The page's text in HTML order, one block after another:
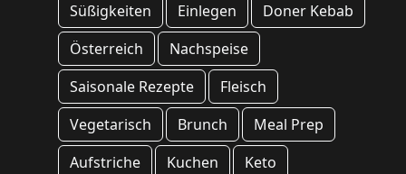
Süßigkeiten
Einlegen
Doner Kebab
Österreich
Nachspeise
Saisonale Rezepte
Fleisch
Vegetarisch
Brunch
Meal Prep
Aufstriche
Kuchen
Keto